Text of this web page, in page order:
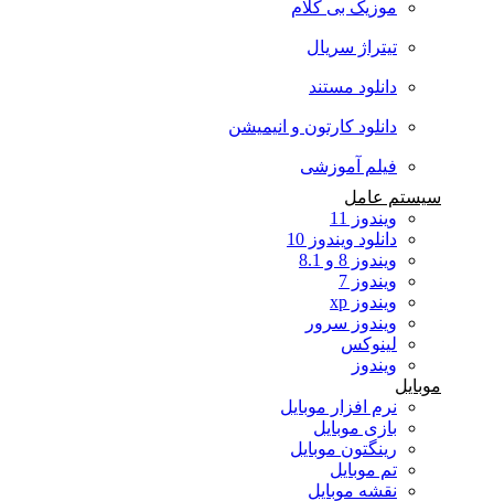
موزیک بی کلام
تیتراژ سریال
دانلود مستند
دانلود کارتون و انیمیشن
فیلم آموزشی
سیستم عامل
ویندوز 11
دانلود ویندوز 10
ویندوز 8 و 8.1
ویندوز 7
ویندوز xp
ویندوز سرور
لینوکس
ویندوز
موبایل
نرم افزار موبایل
بازی موبایل
رینگتون موبایل
تم موبایل
نقشه موبایل